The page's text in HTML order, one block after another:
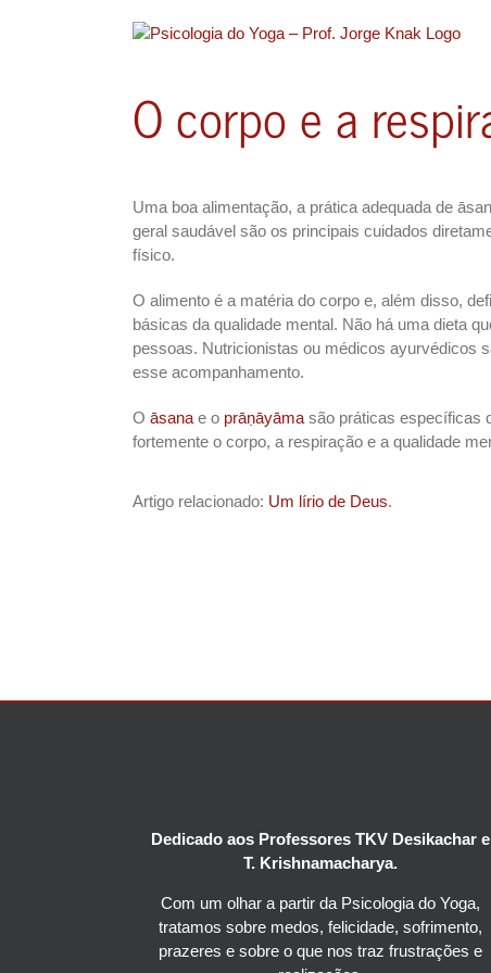
O corpo e a
Uma boa alimentação, a prática adequada de
geral saudável são os principais cuidados
físico.
O alimento é a matéria do corpo e, além disso,
básicas da qualidade mental. Não há uma dieta
pessoas. Nutricionistas ou médicos ayurvédicos
esse acompanhamento.
O āsana e o prāṇāyāma são práticas específicas
fortemente o corpo, a respiração e a qualidade
Artigo relacionado: Um lírio de Deus.
Dedicado aos Professores TKV Desikachar e
T. Krishnamacharya.
Com um olhar a partir da Psicologia do Yoga,
tratamos sobre medos, felicidade, sofrimento,
prazeres e sobre o que nos traz frustrações e